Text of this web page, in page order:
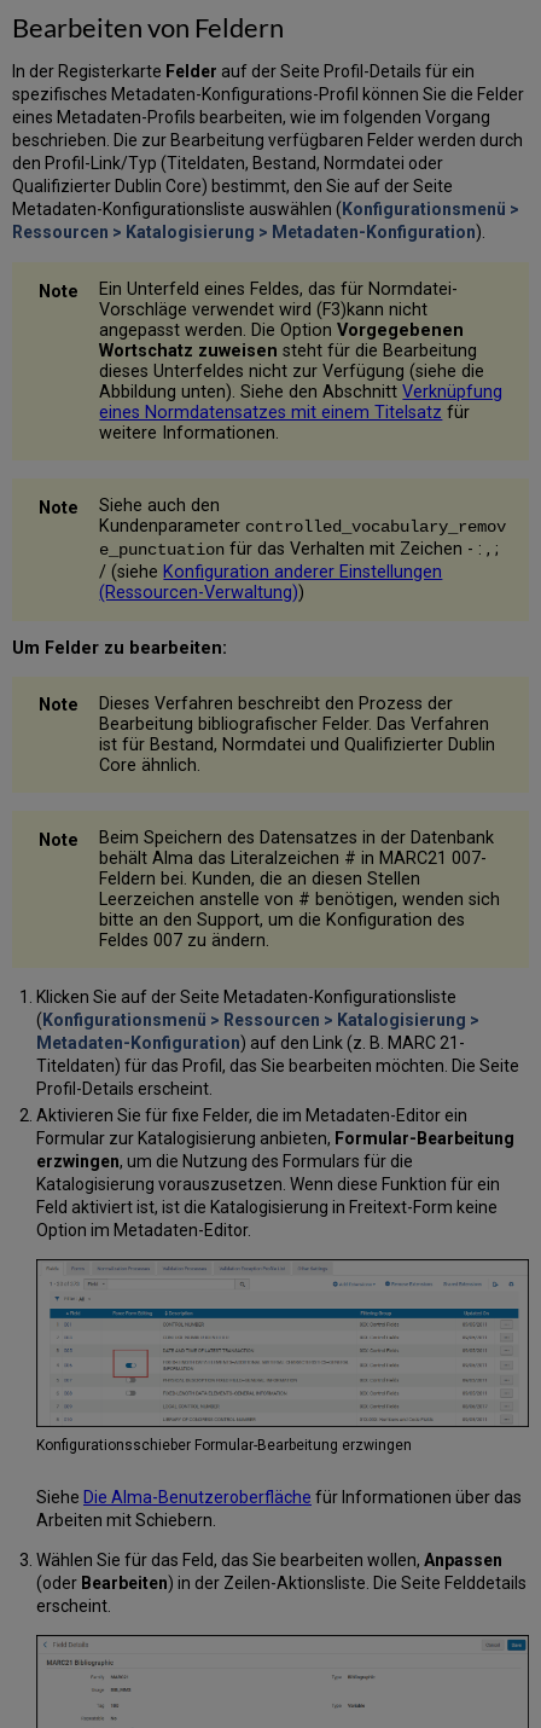
eines
Wortschatz-
Registers
Hinzufügen/Bearbeiten
eines
vorgegebenen
Wortschatzes
Hochladen
Wortschatz"-
Liste
Konfiguration
vorgegebenen
Wortschatz-
Registers
Konfiguration
Verfasser-
Nummernlisten
Standard-
Listen
Lee
Jai
Weitere
Informationen
Konfigurieren
benutzerdefinierten
Transliteration
für
die
Erstellung
von
Autorenummern.
Standard-
Katalogisierungsebene,
die
auf
Datensätze
angewendet
wird,
die
durch
den
Metadaten-
Import
erstellt
Konfiguration
der
Katalogisierungsebenen
als
Beitrag
den
extern
verwalteten
Normdateien
Bearbeiten von Feldern
In der Registerkarte Felder auf der Seite Profil-Details für ein
spezifisches Metadaten-Konfigurations-Profil können Sie die Felder
eines Metadaten-Profils bearbeiten, wie im folgenden Vorgang
beschrieben. Die zur Bearbeitung verfügbaren Felder werden durch
den Profil-Link/Typ (Titeldaten, Bestand, Normdatei oder
Qualifizierter Dublin Core) bestimmt, den Sie auf der Seite
Metadaten-Konfigurationsliste auswählen ( Konfigurationsmenü >
Ressourcen > Katalogisierung > Metadaten-Konfiguration).
Ein Unterfeld eines Feldes, das für Normdatei-
Vorschläge verwendet wird (F3)kann nicht
angepasst werden. Die OptionVorgegebenen
Wortschatz zuweisen steht für die Bearbeitung
dieses Unterfeldes nicht zur Verfügung (siehe die
Abbildung unten). Siehe den AbschnittVerknüpfung
eines Normdatensatzes mit einem Titelsatz für
weitere Informationen.
Siehe auch den
Kundenparameter controlled_vocabulary_remov
e_punctuation für das Verhalten mit Zeichen - : , ;
/ (siehe Konfiguration anderer Einstellungen
(Ressourcen-Verwaltung))
Um Felder zu bearbeiten:
Dieses Verfahren beschreibt den Prozess der
Bearbeitung bibliografischer Felder. Das Verfahren
ist für Bestand, Normdatei und Qualifizierter Dublin
Core ähnlich.
Beim Speichern des Datensatzes in der Datenbank
behält Alma das Literalzeichen # in MARC21 007-
Feldern bei. Kunden, die an diesen Stellen
Leerzeichen anstelle von # benötigen, wenden sich
bitte an den Support, um die Konfiguration des
Feldes 007 zu ändern.
Klicken Sie auf der Seite Metadaten-Konfigurationsliste
( Konfigurationsmenü > Ressourcen > Katalogisierung >
Metadaten-Konfiguration) auf den Link (z. B. MARC 21-
Titeldaten) für das Profil, das Sie bearbeiten möchten. Die Seite
Profil-Details erscheint.
Aktivieren Sie für fixe Felder, die im Metadaten-Editor ein
Formular zur Katalogisierung anbieten, Formular-Bearbeitung
erzwingen, um die Nutzung des Formulars für die
Katalogisierung vorauszusetzen. Wenn diese Funktion für ein
Feld aktiviert ist, ist die Katalogisierung in Freitext-Form keine
Option im Metadaten-Editor.
Konfigurationsschieber Formular-Bearbeitung erzwingen
Siehe Die Alma-Benutzeroberfläche für Informationen über das
Arbeiten mit Schiebern.
Wählen Sie für das Feld, das Sie bearbeiten wollen, Anpassen
(oder Bearbeiten) in der Zeilen-Aktionsliste. Die Seite Felddetails
erscheint.